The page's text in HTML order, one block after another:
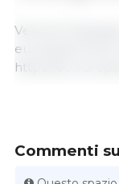
Venerdì 26
europea/Unione
https://
Commenti